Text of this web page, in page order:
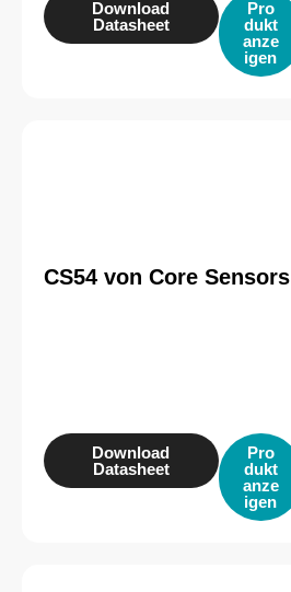
Pro
dukt
anze
igen
Download
Datasheet
CS54 von Core Sensors
Pro
dukt
anze
igen
Download
Datasheet